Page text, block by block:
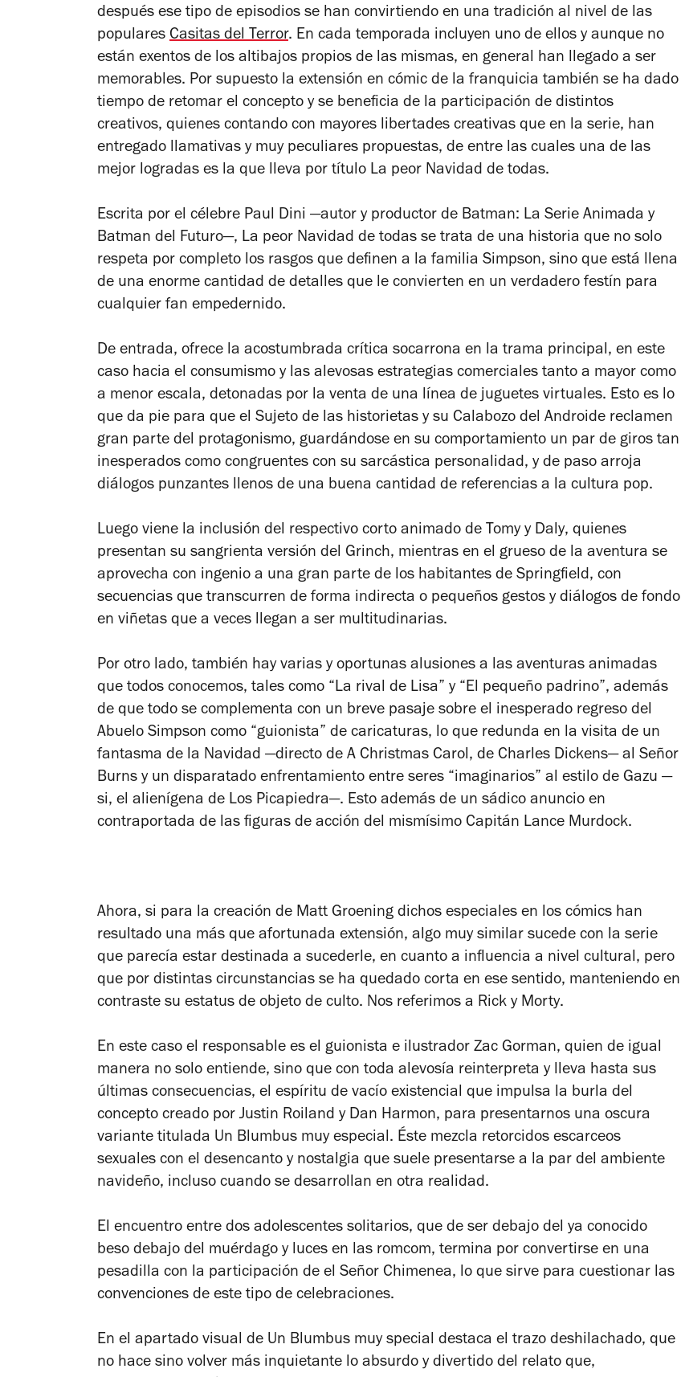
después ese tipo de episodios se han convirtiendo en una tradición al nivel de las
populares Casitas del Terror. En cada temporada incluyen uno de ellos y aunque no
están exentos de los altibajos propios de las mismas, en general han llegado a ser
memorables. Por supuesto la extensión en cómic de la franquicia también se ha dado
tiempo de retomar el concepto y se beneficia de la participación de distintos
creativos, quienes contando con mayores libertades creativas que en la serie, han
entregado llamativas y muy peculiares propuestas, de entre las cuales una de las
mejor logradas es la que lleva por título La peor Navidad de todas.
Escrita por el célebre Paul Dini —autor y productor de Batman: La Serie Animada y
Batman del Futuro—, La peor Navidad de todas se trata de una historia que no solo
respeta por completo los rasgos que definen a la familia Simpson, sino que está llena
de una enorme cantidad de detalles que le convierten en un verdadero festín para
cualquier fan empedernido.
De entrada, ofrece la acostumbrada crítica socarrona en la trama principal, en este
caso hacia el consumismo y las alevosas estrategias comerciales tanto a mayor como
a menor escala, detonadas por la venta de una línea de juguetes virtuales. Esto es lo
que da pie para que el Sujeto de las historietas y su Calabozo del Androide reclamen
gran parte del protagonismo, guardándose en su comportamiento un par de giros tan
inesperados como congruentes con su sarcástica personalidad, y de paso arroja
diálogos punzantes llenos de una buena cantidad de referencias a la cultura pop.
Luego viene la inclusión del respectivo corto animado de Tomy y Daly, quienes
presentan su sangrienta versión del Grinch, mientras en el grueso de la aventura se
aprovecha con ingenio a una gran parte de los habitantes de Springfield, con
secuencias que transcurren de forma indirecta o pequeños gestos y diálogos de fondo
en viñetas que a veces llegan a ser multitudinarias.
Por otro lado, también hay varias y oportunas alusiones a las aventuras animadas
que todos conocemos, tales como “La rival de Lisa” y “El pequeño padrino”, además
de que todo se complementa con un breve pasaje sobre el inesperado regreso del
Abuelo Simpson como “guionista” de caricaturas, lo que redunda en la visita de un
fantasma de la Navidad —directo de A Christmas Carol, de Charles Dickens— al Señor
Burns y un disparatado enfrentamiento entre seres “imaginarios” al estilo de Gazu —
si, el alienígena de Los Picapiedra—. Esto además de un sádico anuncio en
contraportada de las figuras de acción del mismísimo Capitán Lance Murdock.
Ahora, si para la creación de Matt Groening dichos especiales en los cómics han
resultado una más que afortunada extensión, algo muy similar sucede con la serie
que parecía estar destinada a sucederle, en cuanto a influencia a nivel cultural, pero
que por distintas circunstancias se ha quedado corta en ese sentido, manteniendo en
contraste su estatus de objeto de culto. Nos referimos a Rick y Morty.
En este caso el responsable es el guionista e ilustrador Zac Gorman, quien de igual
manera no solo entiende, sino que con toda alevosía reinterpreta y lleva hasta sus
últimas consecuencias, el espíritu de vacío existencial que impulsa la burla del
concepto creado por Justin Roiland y Dan Harmon, para presentarnos una oscura
variante titulada Un Blumbus muy especial. Éste mezcla retorcidos escarceos
sexuales con el desencanto y nostalgia que suele presentarse a la par del ambiente
navideño, incluso cuando se desarrollan en otra realidad.
El encuentro entre dos adolescentes solitarios, que de ser debajo del ya conocido
beso debajo del muérdago y luces en las romcom, termina por convertirse en una
pesadilla con la participación de el Señor Chimenea, lo que sirve para cuestionar las
convenciones de este tipo de celebraciones.
En el apartado visual de Un Blumbus muy special destaca el trazo deshilachado, que
no hace sino volver más inquietante lo absurdo y divertido del relato que,